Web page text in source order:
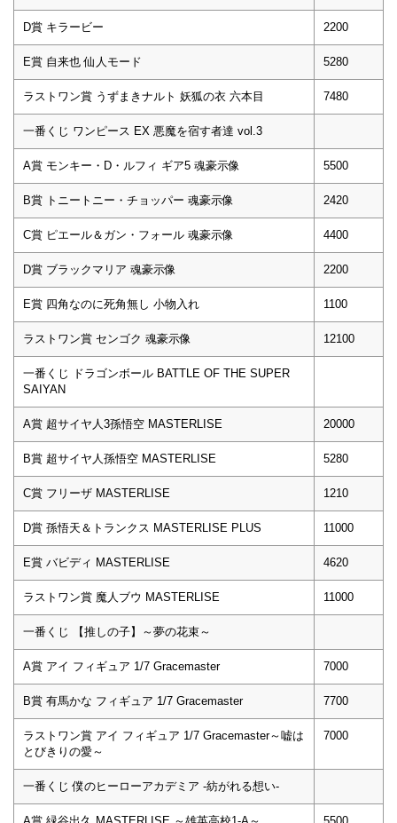
D賞 キラービー 2200
E賞 自来也 仙人モード 5280
ラストワン賞 うずまきナルト 妖狐の衣 六本目 7480
一番くじ ワンピース EX 悪魔を宿す者達 vol.3
A賞 モンキー・D・ルフィ ギア5 魂豪示像 5500
B賞 トニートニー・チョッパー 魂豪示像 2420
C賞 ピエール＆ガン・フォール 魂豪示像 4400
D賞 ブラックマリア 魂豪示像 2200
E賞 四角なのに死角無し 小物入れ 1100
ラストワン賞 センゴク 魂豪示像 12100
一番くじ ドラゴンボール BATTLE OF THE SUPER
SAIYAN
A賞 超サイヤ人3孫悟空 MASTERLISE 20000
B賞 超サイヤ人孫悟空 MASTERLISE 5280
C賞 フリーザ MASTERLISE 1210
D賞 孫悟天＆トランクス MASTERLISE PLUS 11000
E賞 バビディ MASTERLISE 4620
ラストワン賞 魔人ブウ MASTERLISE 11000
一番くじ 【推しの子】～夢の花束～
A賞 アイ フィギュア 1/7 Gracemaster 7000
B賞 有馬かな フィギュア 1/7 Gracemaster 7700
ラストワン賞 アイ フィギュア 1/7 Gracemaster～嘘は
とびきりの愛～
7000
一番くじ 僕のヒーローアカデミア -紡がれる想い-